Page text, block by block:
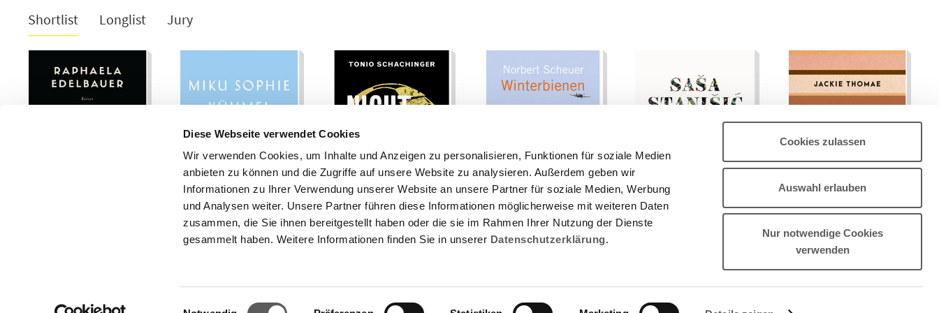
Diese Webseite verwendet Cookies
Wir verwenden Cookies, um Inhalte und Anzeigen zu personalisieren, Funktionen für soziale Medien
anbieten zu können und die Zugriffe auf unsere Website zu analysieren. Außerdem geben wir
Informationen zu Ihrer Verwendung unserer Website an unsere Partner für soziale Medien, Werbung
und Analysen weiter. Unsere Partner führen diese Informationen möglicherweise mit weiteren Daten
zusammen, die Sie ihnen bereitgestellt haben oder die sie im Rahmen Ihrer Nutzung der Dienste
gesammelt haben. Weitere Informationen finden Sie in unserer Datenschutzerklärung.
Einwilligungsauswahl
Cookies zulassen
Auswahl erlauben
Nur notwendige Cookies
verwenden
Grundschule für drei Schüler. Ein Nationalismus. Ein Yugo. Ein Tito. Ein
Eichendorff. Ein Saša Stanišić.
eines Europas der Lebenswege."
Shortlist Longlist Jury
Braubachstraße 16